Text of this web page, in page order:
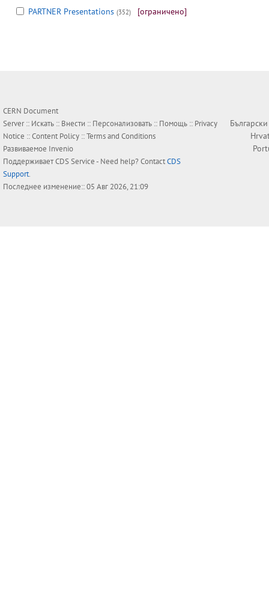
PARTNER Presentations (352) [ограничено]
CERN Document
Server :: Искать :: Внести :: Персонализовать :: Помощь :: Privacy
Notice ::Content Policy ::Terms and Conditions
Развиваемое Invenio
ПоддерживаетCDS Service- Need help? ContactCDS
Support.
Последнее изменение:: 05 Авг 2026, 21:09
Български